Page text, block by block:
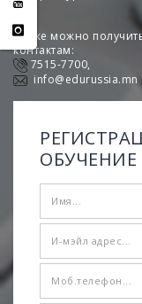
Также можно
контактам:
7515-7700,
info@edurussia.mn
ОБУЧЕНИЕ